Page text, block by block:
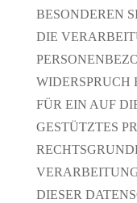
BESONDEREN
DIE
WIDERSPRUCH
FÜR EIN AUF
GESTÜTZTES
DIESER